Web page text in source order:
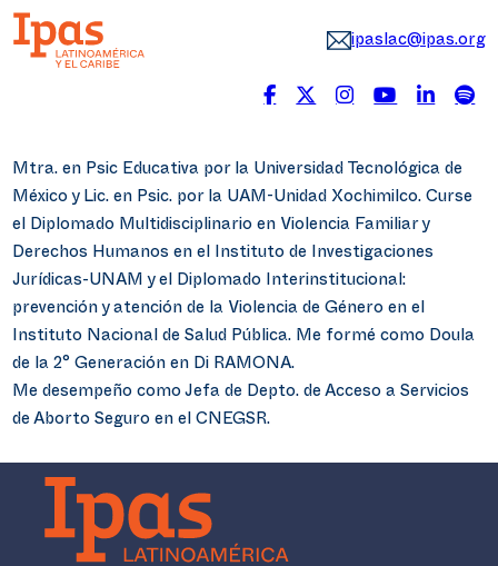
ipaslac@ipas.org
Mtra. en Psic Educativa por la Universidad Tecnológica de
México y Lic. en Psic. por la UAM-Unidad Xochimilco. Curse
el Diplomado Multidisciplinario en Violencia Familiar y
Derechos Humanos en el Instituto de Investigaciones
Jurídicas-UNAM y el Diplomado Interinstitucional:
prevención y atención de la Violencia de Género en el
Instituto Nacional de Salud Pública. Me formé como Doula
de la 2° Generación en Di RAMONA.
Me desempeño como Jefa de Depto. de Acceso a Servicios
de Aborto Seguro en el CNEGSR.